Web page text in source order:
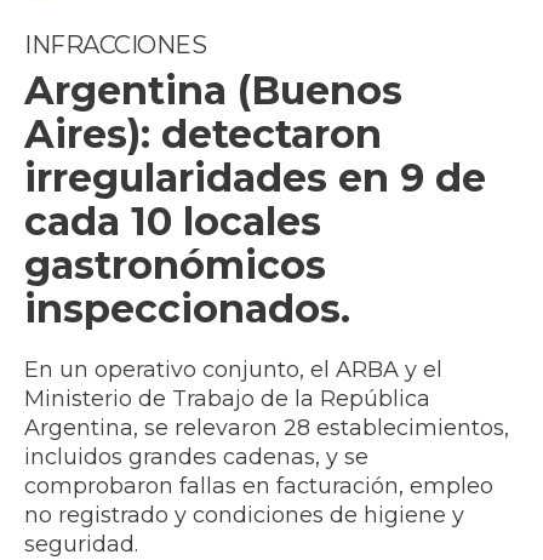
INFRACCIONES
Argentina (Buenos
Aires): detectaron
irregularidades en 9 de
cada 10 locales
gastronómicos
inspeccionados.
En un operativo conjunto, el ARBA y el
Ministerio de Trabajo de la República
Argentina, se relevaron 28 establecimientos,
incluidos grandes cadenas, y se
comprobaron fallas en facturación, empleo
no registrado y condiciones de higiene y
seguridad.